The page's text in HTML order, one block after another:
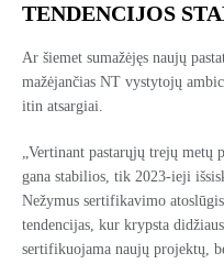
TENDENCIJOS
Ar šiemet sumažėjęs naujų
mažėjančias NT vystytojų
itin atsargiai.
„Vertinant pastarųjų trejų metų
gana stabilios, tik 2023-ieji
Nežymus sertifikavimo
tendencijas, kur krypsta
sertifikuojama naujų projektų,